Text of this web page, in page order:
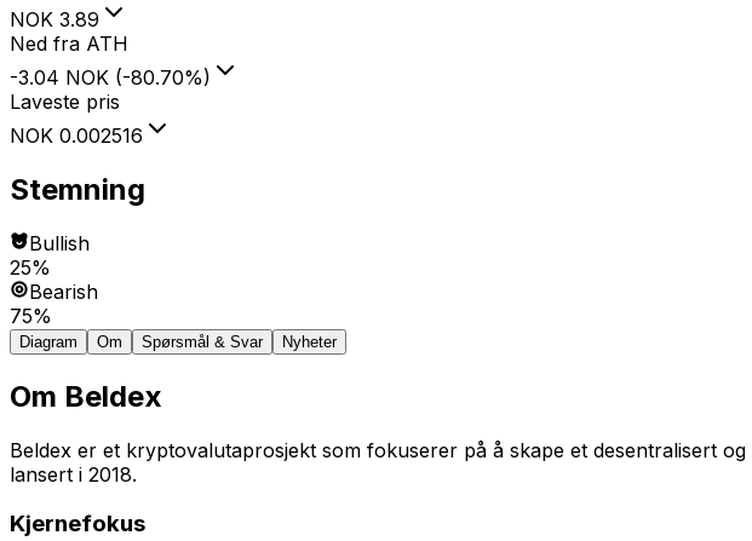
NOK 3.89
Ned fra ATH
-3.04 NOK (-80.70%)
Laveste pris
NOK 0.002516
Stemning
Bullish
25%
Bearish
75%
Diagram Om Spørsmål & Svar Nyheter
Om Beldex
Beldex er et kryptovalutaprosjekt som fokuserer på å skape et desentralisert
lansert i 2018.
Kjernefokus